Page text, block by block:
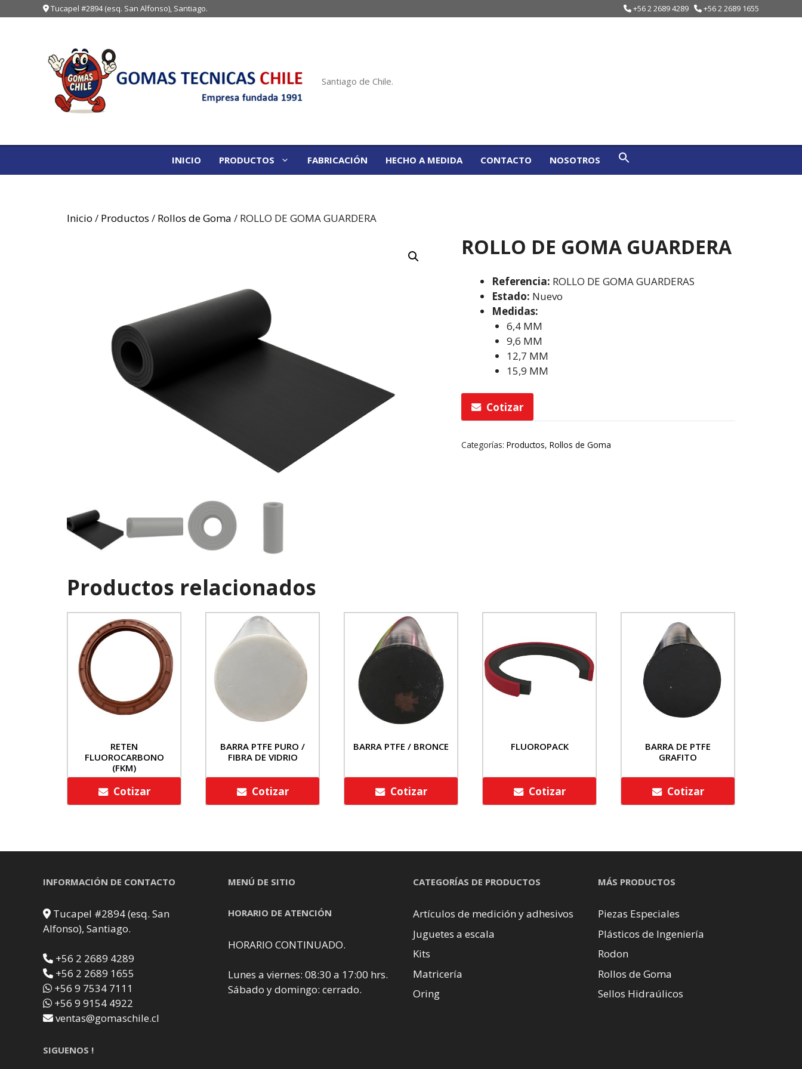
al
+56 2 2689 4289 +56 2 2689 1655
Tucapel #2894 (esq. San Alfonso), Santiago.
Santiago de Chile.
INICIO PRODUCTOS FABRICACIÓN HECHO A MEDIDA CONTACTO NOSOTROS
Inicio / Productos / Rollos de Goma / ROLLO DE GOMA GUARDERA
ROLLO DE GOMA GUARDERA
Referencia: ROLLO DE GOMA GUARDERAS
Estado: Nuevo
Medidas:
6,4 MM
9,6 MM
12,7 MM
15,9 MM
Cotizar
Categorías: Productos, Rollos de Goma
Productos relacionados
RETEN
FLUOROCARBONO
(FKM)
Cotizar
BARRA PTFE PURO /
FIBRA DE VIDRIO
Cotizar
BARRA PTFE / BRONCE
Cotizar
FLUOROPACK
Cotizar
BARRA DE PTFE
GRAFITO
Cotizar
INFORMACIÓN DE CONTACTO
Tucapel #2894 (esq. San
Alfonso), Santiago.
+56 2 2689 4289
+56 2 2689 1655
+56 9 7534 7111
+56 9 9154 4922
ventas@gomaschile.cl
SIGUENOS !
MENÚ DE SITIO
HORARIO DE ATENCIÓN
HORARIO CONTINUADO.
Lunes a viernes: 08:30 a 17:00 hrs.
Sábado y domingo: cerrado.
CATEGORÍAS DE PRODUCTOS
Artículos de medición y adhesivos
Juguetes a escala
Kits
Matricería
Oring
MÁS PRODUCTOS
Piezas Especiales
Plásticos de Ingeniería
Rodon
Rollos de Goma
Sellos Hidraúlicos